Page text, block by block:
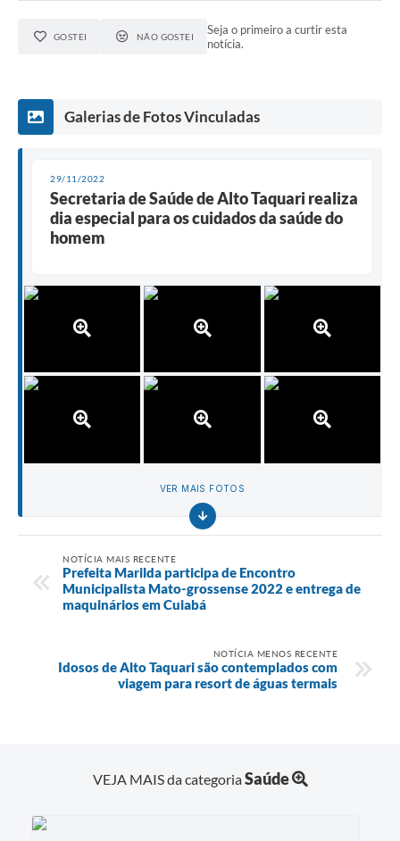
GOSTEI NÃO GOSTEI
Seja o primeiro a curtir esta
notícia.
Galerias de Fotos Vinculadas
29/11/2022
Secretaria de Saúde de Alto Taquari realiza
dia especial para os cuidados da saúde do
homem
VER MAIS FOTOS
NOTÍCIA MAIS RECENTE
Prefeita Marilda participa de Encontro
Municipalista Mato-grossense 2022 e entrega de
maquinários em Cuiabá
NOTÍCIA MENOS RECENTE
Idosos de Alto Taquari são contemplados com
viagem para resort de águas termais
VEJA MAIS da categoriaSaúde